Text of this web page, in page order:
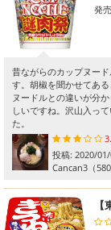
発
昔ながらのカップヌー
す。胡椒を聞かせてあ
ヌードルとの違いが分
しいですね。沢山入っ
た。
投稿: 2020/
Cancan3 （580